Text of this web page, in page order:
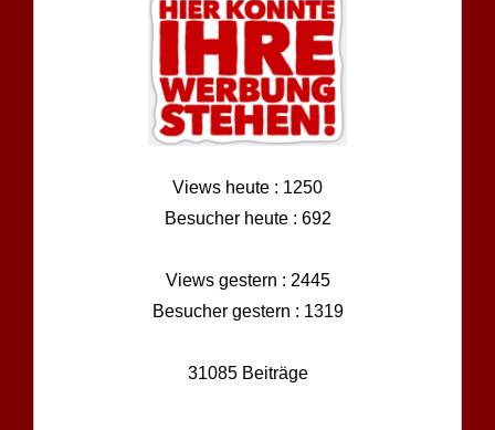
Views heute : 1250
Besucher heute : 692
Views gestern : 2445
Besucher gestern : 1319
31085 Beiträge